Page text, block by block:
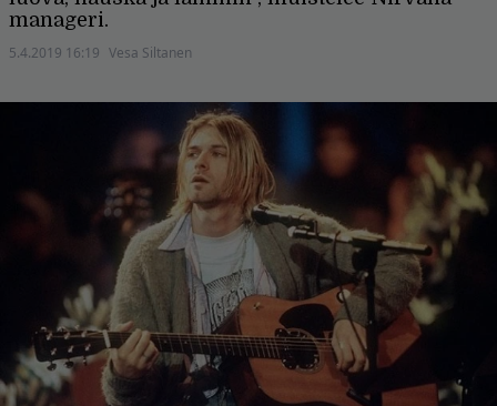
manageri.
5.4.2019 16:19 Vesa Siltanen